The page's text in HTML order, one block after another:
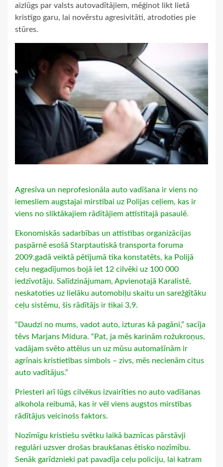
aizlūgs par valsts autovadītājiem, mēģinot likt lietā
kristīgo garu, lai novērstu agresivitāti, atrodoties pie
stūres.
Agresīva un neprofesionāla auto vadīšana ir viens no
iemesliem augstajai mirstībai uz Polijas ceļiem, kas ir
viens no sliktākajiem rādītājiem attīstītajā pasaulē.
Ekonomiskās sadarbības un attīstības organizācijas
paspārnē esošā Starptautiskā transporta foruma
2009.gadā veiktā pētījumā tika konstatēts, ka Polijā
ceļu negadījumos bojā iet 12 cilvēki uz 100 000
iedzīvotāju. Salīdzinājumam, Apvienotajā Karalistē,
neskatoties uz lielāku automobiļu skaitu un sarežģītāku
ceļu sistēmu, šis rādītājs ir tikai 3,9.
“Daudzi no mums, vadot auto, izturas kā pagāni,” sacīja
tēvs Marjans Midura. “Pat, ja mēs karinām rožukroņus,
vadājam svēto attēlus un uz mūsu automašīnām ir
agrīnais kristietības simbols – zivs, mēs necienām citus
auto vadītājus.”
Priesteri arī lūgs cilvēkus izvairīties no auto vadīšanas
alkohola reibumā, kas ir vēl viens augstos mirstības
rādītājus veicinošs faktors.
Nozīmīgu kristiešu svētku laikā baznīcas pārstāvji
regulāri uzsver drošas braukšanas ētisko nozīmību.
Senāk garīdznieki pat pavadīja ceļu policiju, lai katram